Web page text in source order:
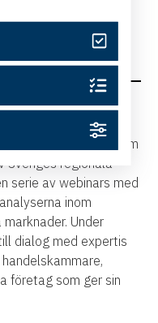
är ett samarbete inom
Sveriges regionala
serie av webinars med
inom
Under
dialog med expertis
företag som ger sin